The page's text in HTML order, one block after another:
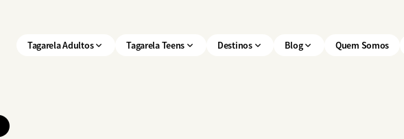
Tagarela Adultos Tagarela Teens Destinos Blog Quem Somos